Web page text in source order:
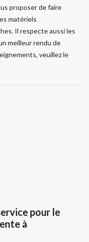
proposer de faire
matériels
Il respecte aussi les
meilleur rendu de
veuillez le
pour le
à